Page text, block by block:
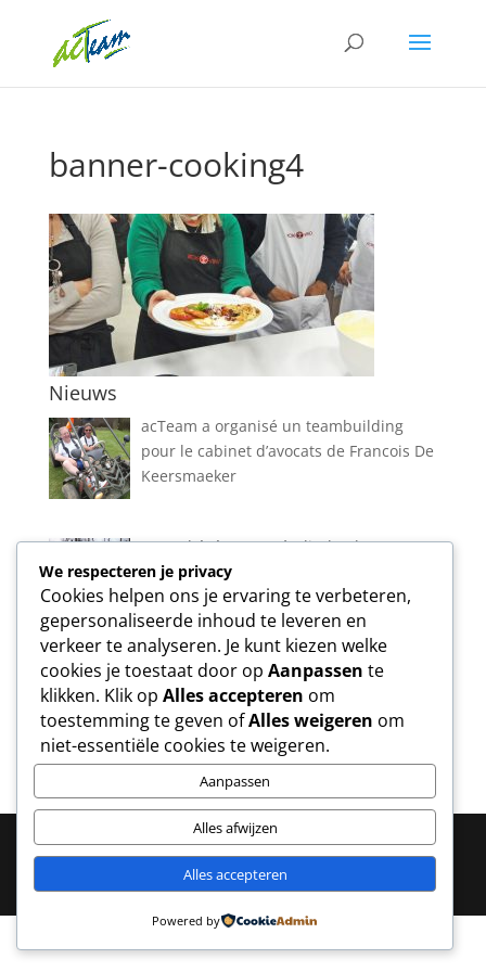
banner-cooking4
Nieuws
acTeam a organisé un teambuilding
pour le cabinet d’avocats de Francois De
Keersmaeker
Nouvel événement à Vlierbeek!
Evénement écologique.
Copyright ® acTeam -Webdesign by epica.be
We respecteren je privacy
Cookies helpen ons je ervaring te verbeteren,
gepersonaliseerde inhoud te leveren en
verkeer te analyseren. Je kunt kiezen welke
cookies je toestaat door op Aanpassen te
klikken. Klik op Alles accepteren om
toestemming te geven ofAlles weigeren om
niet-essentiële cookies te weigeren.
Aanpassen
Alles afwijzen
Alles accepteren
Powered by